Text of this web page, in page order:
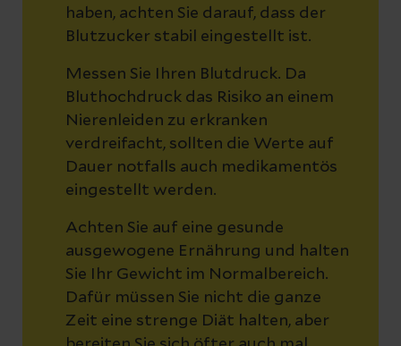
haben, achten Sie darauf, dass der
Blutzucker stabil eingestellt ist.
Messen Sie Ihren Blutdruck. Da
Bluthochdruck das Risiko an einem
Nierenleiden zu erkranken
verdreifacht, sollten die Werte auf
Dauer notfalls auch medikamentös
eingestellt werden.
Achten Sie auf eine gesunde
ausgewogene Ernährung und halten
Sie Ihr Gewicht im Normalbereich.
Dafür müssen Sie nicht die ganze
Zeit eine strenge Diät halten, aber